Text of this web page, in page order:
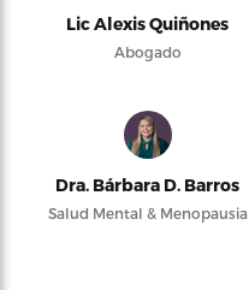
Lic Alexis Quiñones
Abogado
Dra. Bárbara D. Barros
Salud Mental & Menopausia